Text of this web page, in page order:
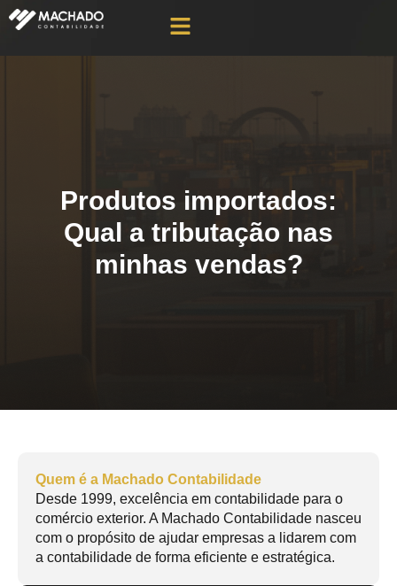
Produtos importados:
Qual a tributação nas
minhas vendas?
Quem é a Machado Contabilidade
Desde 1999, excelência em contabilidade para o
comércio exterior. A Machado Contabilidade nasceu
com o propósito de ajudar empresas a lidarem com
a contabilidade de forma eficiente e estratégica.